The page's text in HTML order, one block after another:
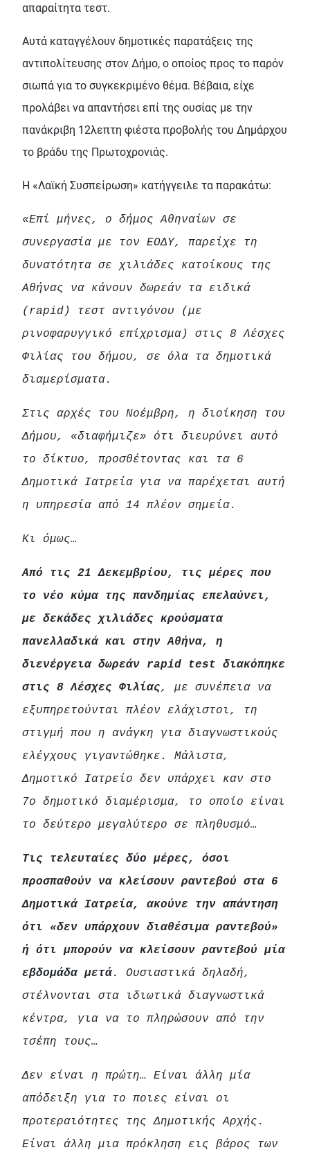
απαραίτητα τεστ.
Αυτά καταγγέλουν δημοτικές παρατάξεις της
αντιπολίτευσης στον Δήμο, ο οποίος προς το παρόν
σιωπά για το συγκεκριμένο θέμα. Βέβαια, είχε
προλάβει να απαντήσει επί της ουσίας με την
πανάκριβη 12λεπτη φιέστα προβολής του Δημάρχου
το βράδυ της Πρωτοχρονιάς.
Η «Λαϊκή Συσπείρωση» κατήγγειλε τα παρακάτω:
«Επί μήνες, ο δήμος Αθηναίων σε
συνεργασία με τον ΕΟΔΥ, παρείχε τη
δυνατότητα σε χιλιάδες κατοίκους της
Αθήνας να κάνουν δωρεάν τα ειδικά
(rapid) τεστ αντιγόνου (με
ρινοφαρυγγικό επίχρισμα) στις 8 Λέσχες
Φιλίας του δήμου, σε όλα τα δημοτικά
διαμερίσματα.
Στις αρχές του Νοέμβρη, η διοίκηση του
Δήμου, «διαφήμιζε» ότι διευρύνει αυτό
το δίκτυο, προσθέτοντας και τα 6
Δημοτικά Ιατρεία για να παρέχεται αυτή
η υπηρεσία από 14 πλέον σημεία.
Κι όμως…
Από τις 21 Δεκεμβρίου, τις μέρες που
το νέο κύμα της πανδημίας επελαύνει,
με δεκάδες χιλιάδες κρούσματα
πανελλαδικά και στην Αθήνα, η
διενέργεια δωρεάν rapid test διακόπηκε
στις 8 Λέσχες Φιλίας, με συνέπεια να
εξυπηρετούνται πλέον ελάχιστοι, τη
στιγμή που η ανάγκη για διαγνωστικούς
ελέγχους γιγαντώθηκε. Μάλιστα,
Δημοτικό Ιατρείο δεν υπάρχει καν στο
7ο δημοτικό διαμέρισμα, το οποίο είναι
το δεύτερο μεγαλύτερο σε πληθυσμό…
Τις τελευταίες δύο μέρες, όσοι
προσπαθούν να κλείσουν ραντεβού στα 6
Δημοτικά Ιατρεία, ακούνε την απάντηση
ότι «δεν υπάρχουν διαθέσιμα ραντεβού»
ή ότι μπορούν να κλείσουν ραντεβού μία
εβδομάδα μετά. Ουσιαστικά δηλαδή,
στέλνονται στα ιδιωτικά διαγνωστικά
κέντρα, για να το πληρώσουν από την
τσέπη τους…
Δεν είναι η πρώτη… Είναι άλλη μία
απόδειξη για το ποιες είναι οι
προτεραιότητες της Δημοτικής Αρχής.
Είναι άλλη μια πρόκληση εις βάρος των